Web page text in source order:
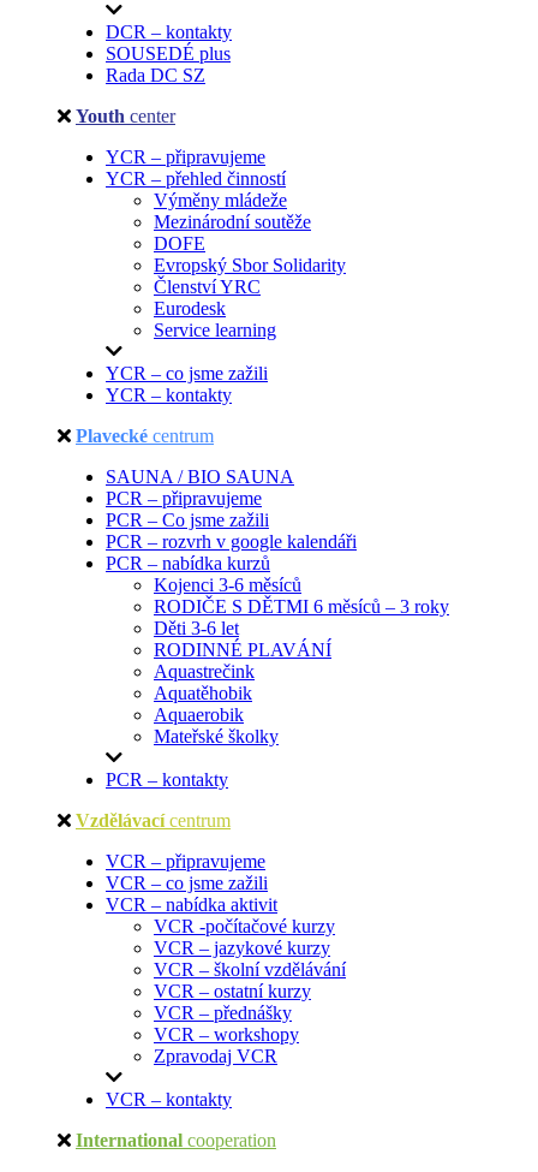
DCR – kontakty
SOUSEDÉ plus
Rada DC SZ
Youth center
YCR – připravujeme
YCR – přehled činností
Výměny mládeže
Mezinárodní soutěže
DOFE
Evropský Sbor Solidarity
Členství YRC
Eurodesk
Service learning
YCR – co jsme zažili
YCR – kontakty
Plavecké centrum
SAUNA / BIO SAUNA
PCR – připravujeme
PCR – Co jsme zažili
PCR – rozvrh v google kalendáři
PCR – nabídka kurzů
Kojenci 3-6 měsíců
RODIČE S DĚTMI 6 měsíců – 3 roky
Děti 3-6 let
RODINNÉ PLAVÁNÍ
Aquastrečink
Aquatěhobik
Aquaerobik
Mateřské školky
PCR – kontakty
Vzdělávací centrum
VCR – připravujeme
VCR – co jsme zažili
VCR – nabídka aktivit
VCR -počítačové kurzy
VCR – jazykové kurzy
VCR – školní vzdělávání
VCR – ostatní kurzy
VCR – přednášky
VCR – workshopy
Zpravodaj VCR
VCR – kontakty
International cooperation